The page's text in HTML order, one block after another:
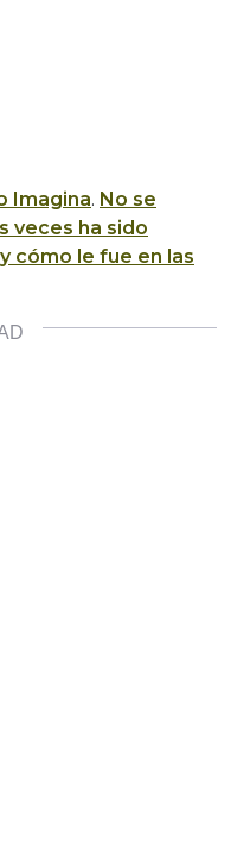
Imagina. No se
veces ha sido
cómo le fue en las